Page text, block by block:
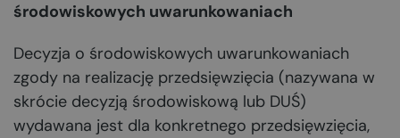
środowiskowych uwarunkowaniach
Decyzja o środowiskowych uwarunkowaniach
zgody na realizację przedsięwzięcia (nazywana w
skrócie decyzją środowiskową lub DUŚ)
wydawana jest dla konkretnego przedsięwzięcia,